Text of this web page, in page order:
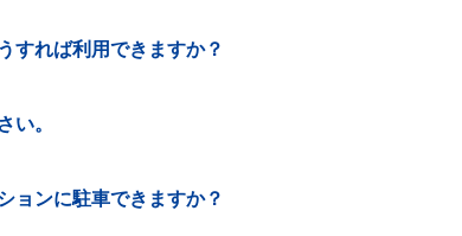
すれば利用できますか？
い。
ョンに駐車できますか？